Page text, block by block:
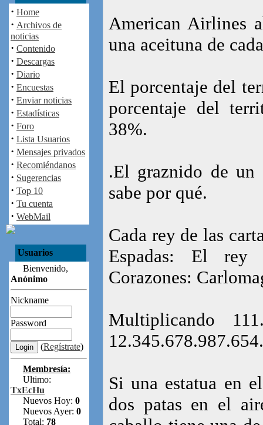
· Home
· Archivos de
noticias
· Contenido
· Descargas
· Diario
· Encuestas
· Enviar noticias
· Estadísticas
· Foro
· Lista Usuarios
· Mensajes privados
· Recomiéndanos
· Sugerencias
· Top 10
· Tu cuenta
· WebMail
Usuarios
Bienvenido,
Anónimo
Nickname
Password
(Regístrate)
Membresía:
Ultimo:
TxEcHu
Nuevos Hoy: 0
Nuevos Ayer: 0
Total: 78
American Airlines
una aceituna de
El porcentaje del
porcentaje del
38%.
.El graznido de un
sabe por qué.
Cada rey de las
Espadas: El rey
Corazones:
Multiplicando
Si una estatua en
dos patas en el